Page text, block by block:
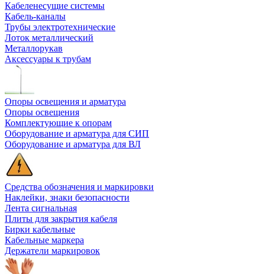
Кабеленесущие системы
Кабель-каналы
Трубы электротехнические
Лоток металлический
Металлорукав
Аксессуары к трубам
Опоры освещения и арматура
Опоры освещения
Комплектующие к опорам
Оборудование и арматура для СИП
Оборудование и арматура для ВЛ
Средства обозначения и маркировки
Наклейки, знаки безопасности
Лента сигнальная
Плиты для закрытия кабеля
Бирки кабельные
Кабельные маркера
Держатели маркировок